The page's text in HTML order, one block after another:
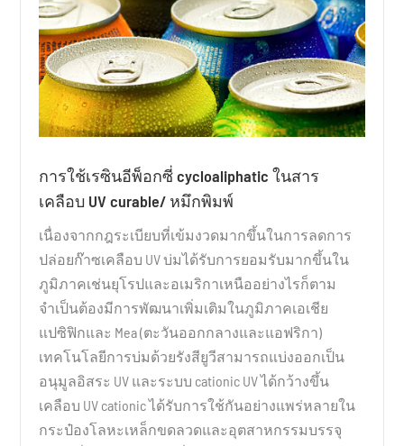
การใช้เรซินอีพ็อกซี่ cycloaliphatic ในสาร
เคลือบ UV curable/ หมึกพิมพ์
เนื่องจากกฎระเบียบที่เข้มงวดมากขึ้นในการลดการ
ปล่อยก๊าซเคลือบ UV บ่มได้รับการยอมรับมากขึ้นใน
ภูมิภาคเช่นยุโรปและอเมริกาเหนืออย่างไรก็ตาม
จำเป็นต้องมีการพัฒนาเพิ่มเติมในภูมิภาคเอเชีย
แปซิฟิกและ Mea (ตะวันออกกลางและแอฟริกา)
เทคโนโลยีการบ่มด้วยรังสียูวีสามารถแบ่งออกเป็น
อนุมูลอิสระ UV และระบบ cationic UV ได้กว้างขึ้น
เคลือบ UV cationic ได้รับการใช้กันอย่างแพร่หลายใน
กระป๋องโลหะเหล็กขดลวดและอุตสาหกรรมบรรจุ